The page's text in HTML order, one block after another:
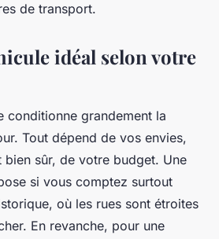
de transport.
idéal selon votre
conditionne grandement la
Tout dépend de vos envies,
sûr, de votre budget. Une
si vous comptez surtout
où les rues sont étroites
En revanche, pour une